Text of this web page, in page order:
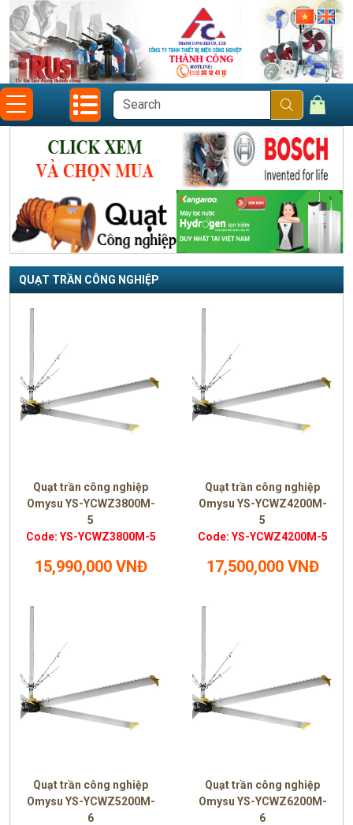
QUẠT TRẦN CÔNG NGHIỆP
Quạt trần công nghiệp
Omysu YS-YCWZ3800M-
5
Code: YS-YCWZ3800M-5
15,990,000 VNĐ
Quạt trần công nghiệp
Omysu YS-YCWZ4200M-
5
Code: YS-YCWZ4200M-5
17,500,000 VNĐ
Quạt trần công nghiệp
Omysu YS-YCWZ5200M-
6
Quạt trần công nghiệp
Omysu YS-YCWZ6200M-
6